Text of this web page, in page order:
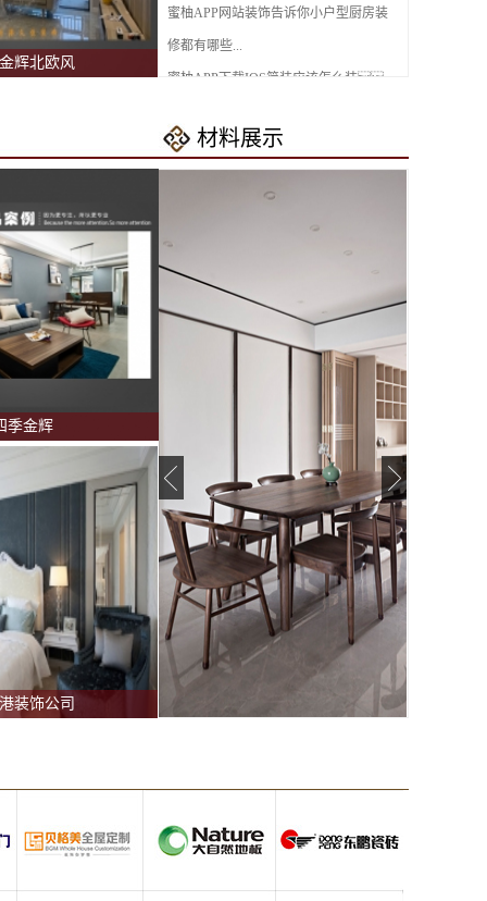
辉北欧风
蜜柚APP网站装饰告诉你小户型厨房装
修都有哪些...
蜜柚APP下载IOS简装应该怎么装，
现代简约风格如何装修？
材料展示
季金辉
装饰公司